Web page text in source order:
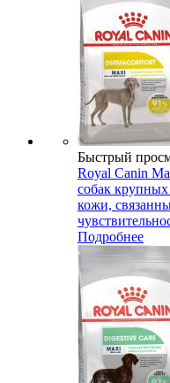
Быстрый
Royal Canin
собак крупных
кожи,
Подробнее